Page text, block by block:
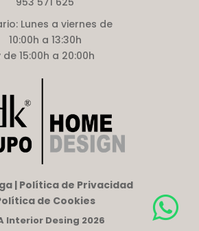
Lunes a viernes de
10:00h a 13:30h
de 15:00h a 20:00h
| Política de Privacidad
de Cookies
Interior Desing 2026